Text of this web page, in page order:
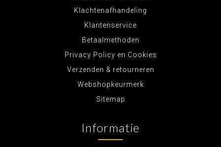
Klachtenafhandeling
Klantenservice
Betaalmethoden
Privacy Policy en Cookies
Verzenden & retourneren
Webshopkeurmerk
Sitemap
Informatie